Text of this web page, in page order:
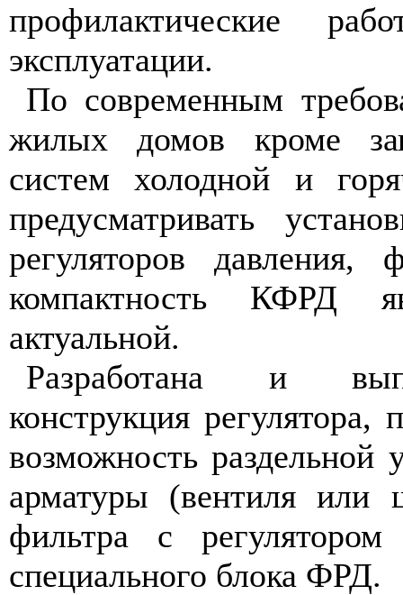
профилактические
эксплуатации.
По современным
жилых домов кроме
систем холодной и
предусматривать
регуляторов давления,
компактность КФРД
актуальной.
Разработана и
конструкция регулятора,
возможность раздельной
арматуры (вентиля или
фильтра с
специального блока ФРД.